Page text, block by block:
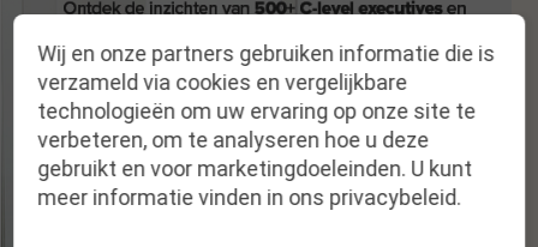
Wij en onze partners gebruiken informatie die is
verzameld via cookies en vergelijkbare
technologieën om uw ervaring op onze site te
verbeteren, om te analyseren hoe u deze
gebruikt en voor marketingdoeleinden. U kunt
meer informatie vinden in ons privacybeleid.